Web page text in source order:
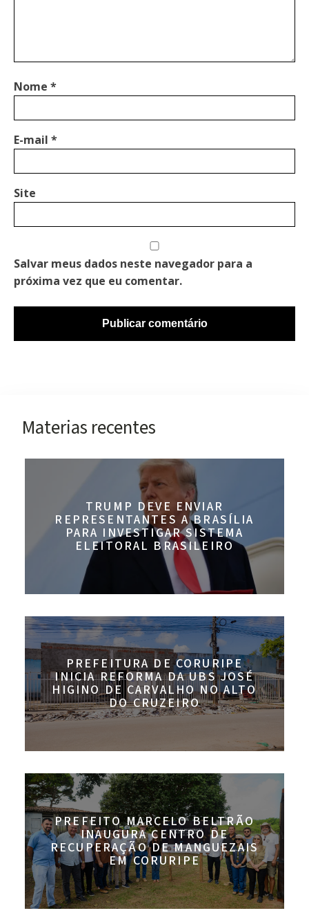
Nome *
E-mail *
Site
Salvar meus dados neste navegador para a
próxima vez que eu comentar.
Materias recentes
TRUMP DEVE ENVIAR
REPRESENTANTES A BRASÍLIA
PARA INVESTIGAR SISTEMA
ELEITORAL BRASILEIRO
PREFEITURA DE CORURIPE
INICIA REFORMA DA UBS JOSÉ
HIGINO DE CARVALHO NO ALTO
DO CRUZEIRO
PREFEITO MARCELO BELTRÃO
INAUGURA CENTRO DE
RECUPERAÇÃO DE MANGUEZAIS
EM CORURIPE